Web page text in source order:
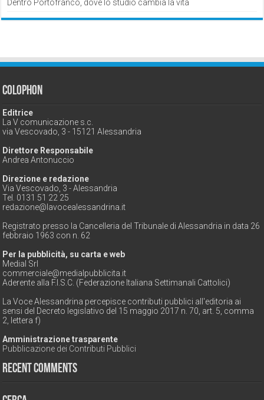
Dentro Portofranco, dove lo studio cambia la vita
Colophon
Editrice
La V comunicazione s.c.
via Vescovado, 3 - 15121 Alessandria
Direttore Responsabile
Andrea Antonuccio
Direzione e redazione
Via Vescovado, 3 - Alessandria
Tel. 0131 51 22 25
redazione@lavocealessandrina.it
Registrato presso la Cancelleria del Tribunale di Alessandria in data 26
febbraio 1963 con n. 62
Per la pubblicità, su carta e web
Medial Srl
commerciale@medialpubblicita.it
Aderente alla F.I.S.C. (Federazione Italiana Settimanali Cattolici)
La Voce Alessandrina percepisce contributi pubblici all'editoria ai
sensi del Decreto legislativo del 15 maggio 2017 n. 70, art. 5, comma
2, lettera f)
Amministrazione trasparente
Pubblicazione dei Contributi Pubblici
Recent Comments